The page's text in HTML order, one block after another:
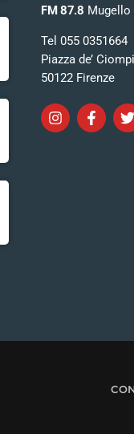
FM 87.8 Mugello
Tel 055 0351664
Piazza de’
50122 Firenze